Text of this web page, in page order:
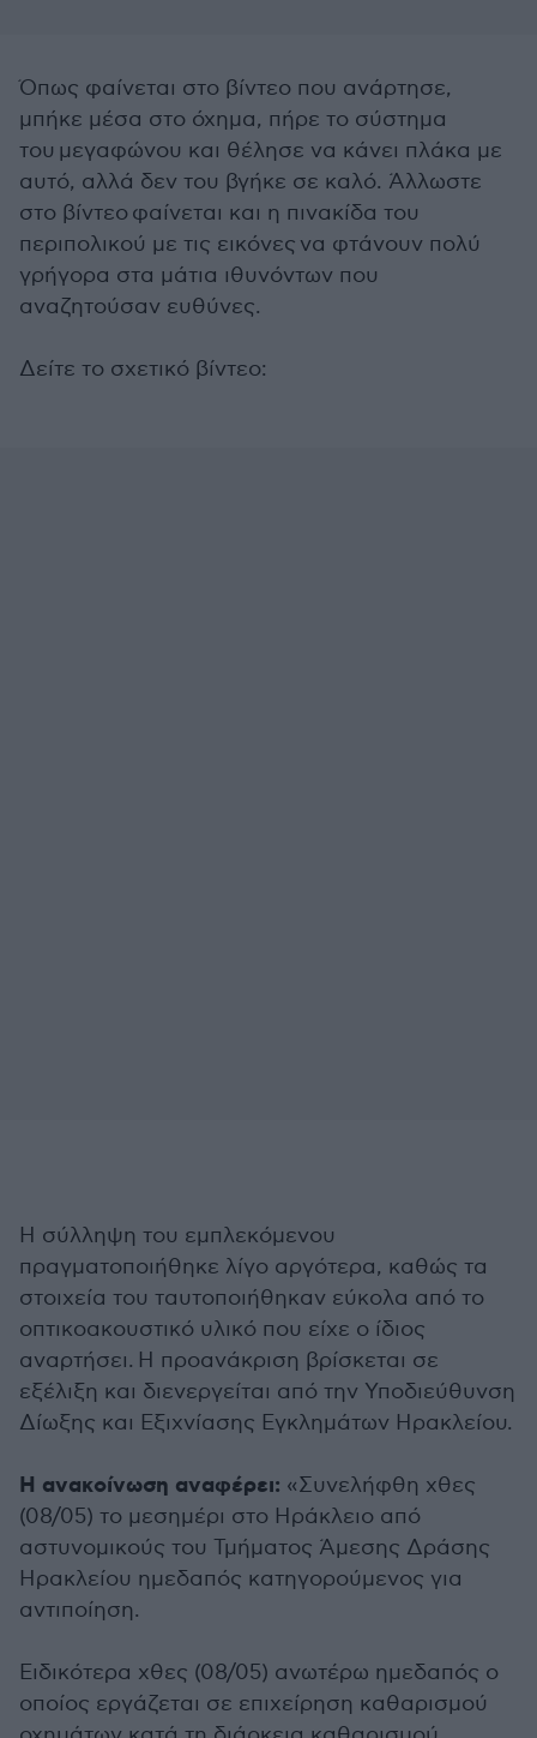
Όπως φαίνεται στο βίντεο που ανάρτησε,
μπήκε μέσα στο όχημα, πήρε το σύστημα
του μεγαφώνου και θέλησε να κάνει πλάκα με
αυτό, αλλά δεν του βγήκε σε καλό. Άλλωστε
στο βίντεο φαίνεται και η πινακίδα του
περιπολικού με τις εικόνες να φτάνουν πολύ
γρήγορα στα μάτια ιθυνόντων που
αναζητούσαν ευθύνες.
Δείτε το σχετικό βίντεο:
Η σύλληψη του εμπλεκόμενου
πραγματοποιήθηκε λίγο αργότερα, καθώς τα
στοιχεία του ταυτοποιήθηκαν εύκολα από το
οπτικοακουστικό υλικό που είχε ο ίδιος
αναρτήσει. Η προανάκριση βρίσκεται σε
εξέλιξη και διενεργείται από την Υποδιεύθυνση
Δίωξης και Εξιχνίασης Εγκλημάτων Ηρακλείου.
Η ανακοίνωση αναφέρει: «Συνελήφθη χθες
(08/05) το μεσημέρι στο Ηράκλειο από
αστυνομικούς του Τμήματος Άμεσης Δράσης
Ηρακλείου ημεδαπός κατηγορούμενος για
αντιποίηση.
Ειδικότερα χθες (08/05) ανωτέρω ημεδαπός ο
οποίος εργάζεται σε επιχείρηση καθαρισμού